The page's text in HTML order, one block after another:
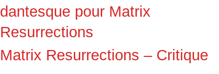
dantesque pour Matrix
Resurrections
Matrix Resurrections – Critique